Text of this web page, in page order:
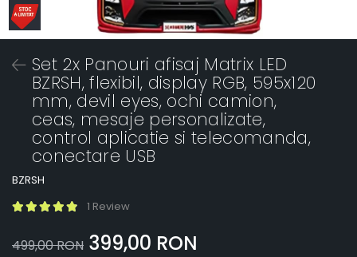
Set 2x Panouri afisaj Matrix LED
BZRSH, flexibil, display RGB, 595x120
mm, devil eyes, ochi camion,
ceas, mesaje personalizate,
control aplicatie si telecomanda,
conectare USB
BZRSH
1 Review
499,00 RON 399,00 RON